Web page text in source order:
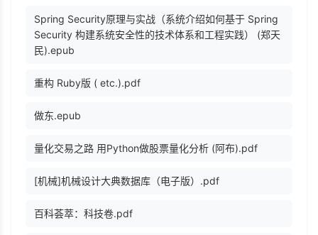
Spring Security原理与实战（系统介绍如何基于 Spring
Security 构建系统安全性的技术体系和工程实践） (郑天
民).epub
重构 Ruby版 ( etc.).pdf
做东.epub
量化交易之路 用Python做股票量化分析 (阿布).pdf
[机械]机械设计大典数据库（电子版）.pdf
百科荟萃：科技卷.pdf